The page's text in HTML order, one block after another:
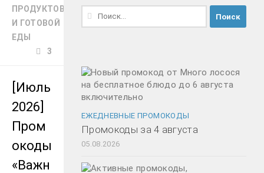
ПРОДУКТОВ
И ГОТОВОЙ
ЕДЫ
3
[Июль
2026]
Пром
окоды
«Важн
Найти:
ЕЖЕДНЕВНЫЕ ПРОМОКОДЫ
Промокоды за 4 августа
05.08.2026